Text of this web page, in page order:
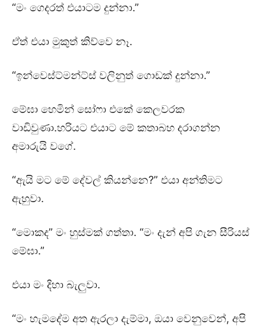
“මං ගෙදරත් එයාටම දුන්නා.”
ඒත් එයා මුකුත් කිව්වෙ නෑ.
“ඉන්වෙස්ට්මන්ට්ස් වලිනුත් ගොඩක් දුන්නා.”
මේඝා හෙමින් සෝෆා එකේ කෙලවරක
වාඩිවුණා.හරියට එයාට මේ කතාබහ දරාගන්න
අමාරුයි වගේ.
“ඇයි මට මේ දේවල් කියන්නෙ?” එයා අන්තිමට
ඇහුවා.
“මොකද” මං හුස්මක් ගත්තා. “මං දැන් අපි ගැන සීරියස්
මේඝා.”
එයා මං දිහා බැලුවා.
“මං හැමදේම අත ඇරලා දැම්මා, ඔයා වෙනුවෙන්, අපි